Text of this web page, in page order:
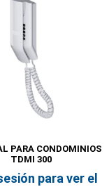
PARA CONDOMINIOS
TDMI 300
para ver el